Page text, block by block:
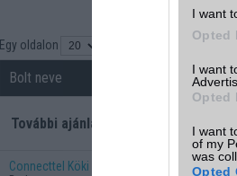
I want
Opted
I want
Opted
I want
of my
was
Opted
Egy oldalon
Bolt neve Részletek
További ajánlatok
Connecttel Köki